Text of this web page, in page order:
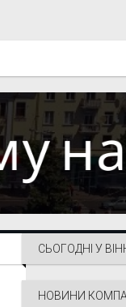
СЬОГОДНІ У
НОВИНИ